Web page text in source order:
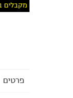
מקבלים
פרטים